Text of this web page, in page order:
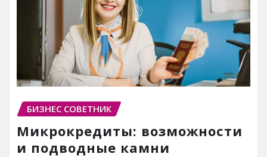
БИЗНЕС СОВЕТНИК
Микрокредиты: возможности
и подводные камни